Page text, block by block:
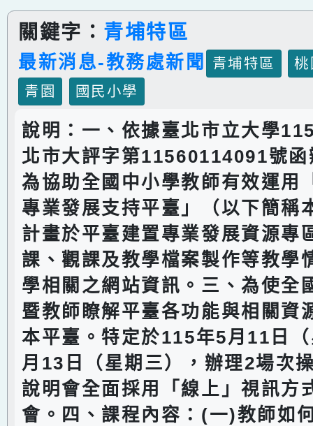
關鍵字： 青埔特區
最新消息-教務處新聞 青埔特區
青園
國民小學
說明：一、依據臺北市立大學
北市大評字第11560114091號
為協助全國中小學教師有效運用
專業發展支持平臺」（以下簡稱
計畫於平臺建置專業發展資源專
課、觀課及教學檔案製作等教學
學相關之網站資訊。三、為使全
暨教師瞭解平臺各功能與相關資
本平臺。特定於115年5月11日
月13日（星期三），辦理2場次
說明會全面採用「線上」視訊方
會。四、課程內容：(一)教師如